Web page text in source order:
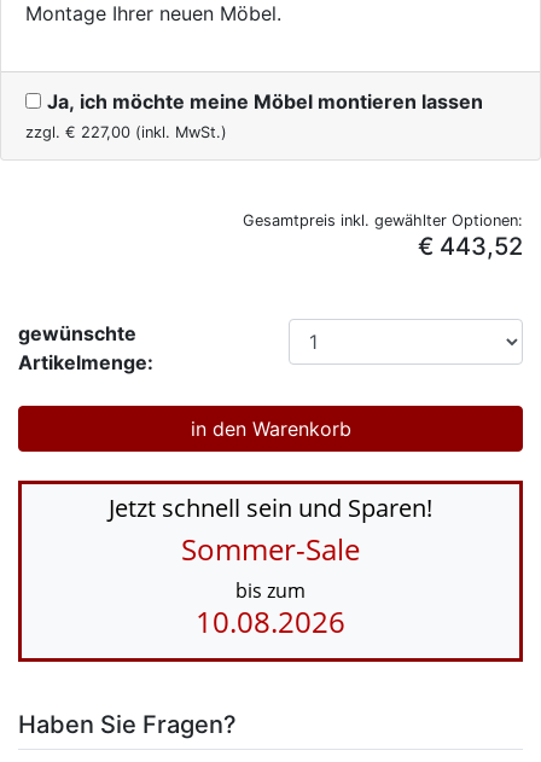
Montage Ihrer neuen Möbel.
Ja, ich möchte meine Möbel montieren lassen
zzgl. € 227,00 (inkl. MwSt.)
Gesamtpreis inkl. gewählter Optionen:
€ 443,52
gewünschte
Artikelmenge:
Jetzt schnell sein und Sparen!
Sommer-Sale
bis zum
10.08.2026
Haben Sie Fragen?